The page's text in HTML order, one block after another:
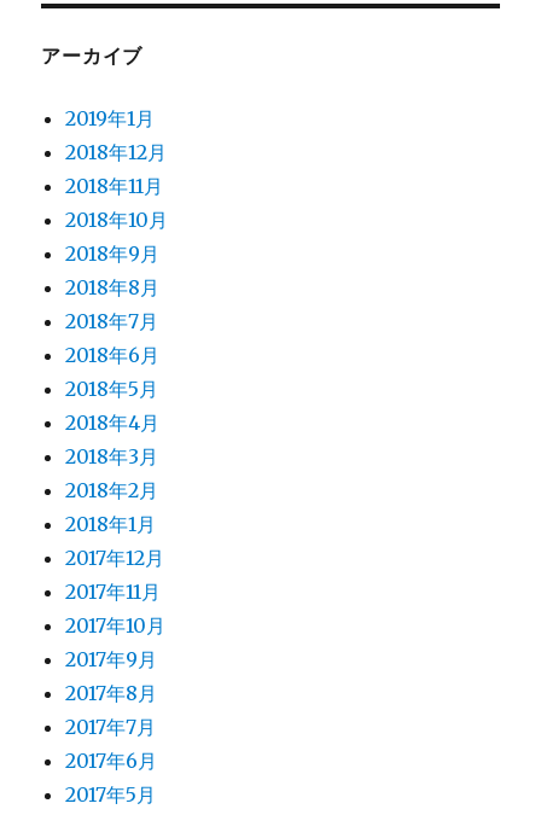
アーカイブ
2019年1月
2018年12月
2018年11月
2018年10月
2018年9月
2018年8月
2018年7月
2018年6月
2018年5月
2018年4月
2018年3月
2018年2月
2018年1月
2017年12月
2017年11月
2017年10月
2017年9月
2017年8月
2017年7月
2017年6月
2017年5月